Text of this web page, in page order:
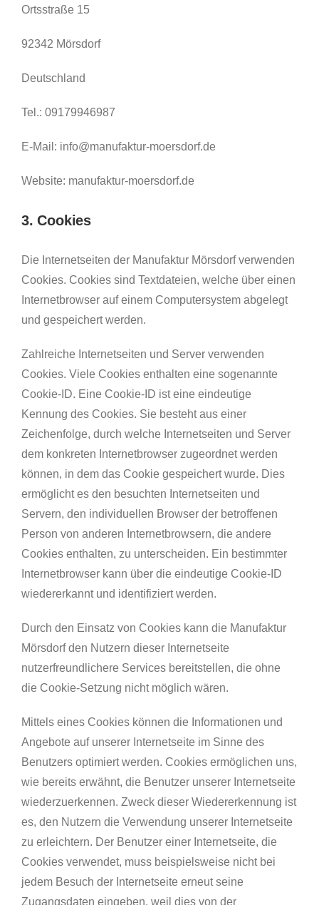
Ortsstraße 15
92342 Mörsdorf
Deutschland
Tel.: 09179946987
E-Mail: info@manufaktur-moersdorf.de
Website: manufaktur-moersdorf.de
3. Cookies
Die Internetseiten der Manufaktur Mörsdorf verwenden
Cookies. Cookies sind Textdateien, welche über einen
Internetbrowser auf einem Computersystem abgelegt
und gespeichert werden.
Zahlreiche Internetseiten und Server verwenden
Cookies. Viele Cookies enthalten eine sogenannte
Cookie-ID. Eine Cookie-ID ist eine eindeutige
Kennung des Cookies. Sie besteht aus einer
Zeichenfolge, durch welche Internetseiten und Server
dem konkreten Internetbrowser zugeordnet werden
können, in dem das Cookie gespeichert wurde. Dies
ermöglicht es den besuchten Internetseiten und
Servern, den individuellen Browser der betroffenen
Person von anderen Internetbrowsern, die andere
Cookies enthalten, zu unterscheiden. Ein bestimmter
Internetbrowser kann über die eindeutige Cookie-ID
wiedererkannt und identifiziert werden.
Durch den Einsatz von Cookies kann die Manufaktur
Mörsdorf den Nutzern dieser Internetseite
nutzerfreundlichere Services bereitstellen, die ohne
die Cookie-Setzung nicht möglich wären.
Mittels eines Cookies können die Informationen und
Angebote auf unserer Internetseite im Sinne des
Benutzers optimiert werden. Cookies ermöglichen uns,
wie bereits erwähnt, die Benutzer unserer Internetseite
wiederzuerkennen. Zweck dieser Wiedererkennung ist
es, den Nutzern die Verwendung unserer Internetseite
zu erleichtern. Der Benutzer einer Internetseite, die
Cookies verwendet, muss beispielsweise nicht bei
jedem Besuch der Internetseite erneut seine
Zugangsdaten eingeben, weil dies von der